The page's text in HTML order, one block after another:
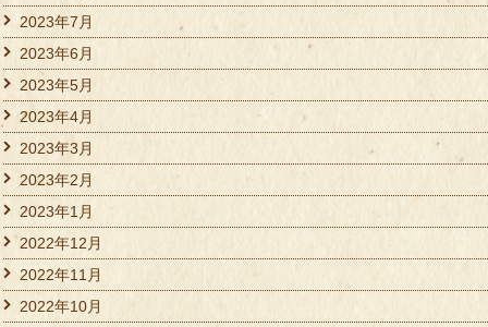
2023年7月
2023年6月
2023年5月
2023年4月
2023年3月
2023年2月
2023年1月
2022年12月
2022年11月
2022年10月